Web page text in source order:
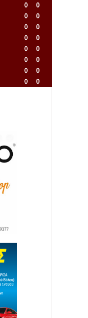
0
0
0
0
0
0
0
0
0
0
0
0
0
0
0
0